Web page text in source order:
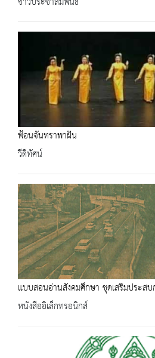
ฟ้อนจันทราพาฝัน
วีดิทัศน์
แบบสอนอ่านสังคมศึกษา ชุดเสริมประส
หนังสืออิเล็กทรอนิกส์